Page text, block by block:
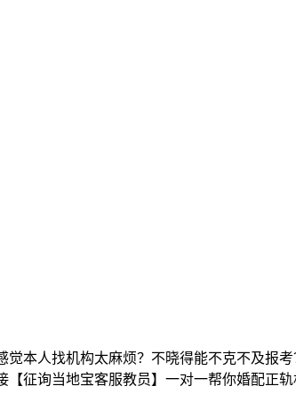
人找机构太麻烦？不晓得能不克不及报
征询当地宝客服教员】一对一帮你婚配正